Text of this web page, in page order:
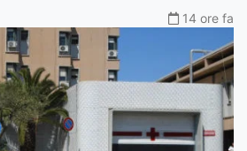
14 ore fa